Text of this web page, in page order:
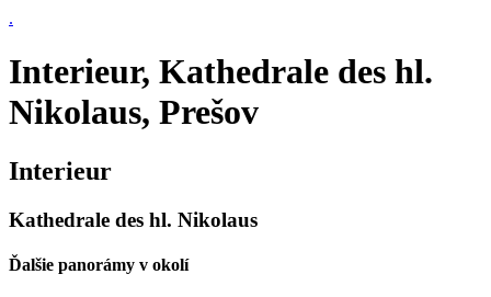
.
Interieur, Kathedrale des hl.
Nikolaus, Prešov
Interieur
Kathedrale des hl. Nikolaus
Ďalšie panorámy v okolí